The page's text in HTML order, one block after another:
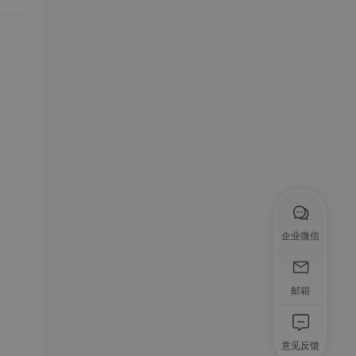
企业微信
邮箱
意见反馈